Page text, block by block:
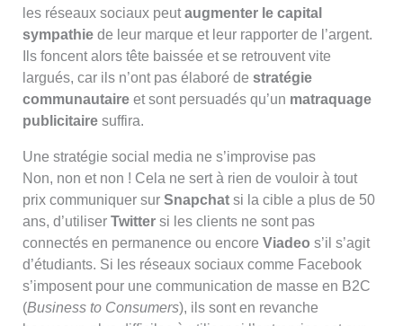
les réseaux sociaux peutaugmenter le capital
sympathie de leur marque et leur rapporter de l’argent.
Ils foncent alors tête baissée et se retrouvent vite
largués, car ils n’ont pas élaboré destratégie
communautaireet sont persuadés qu’un matraquage
publicitaire suffira.
Une stratégie social media ne s’improvise pas
Non, non et non ! Cela ne sert à rien de vouloir à tout
prix communiquer surSnapchat si la cible a plus de 50
ans, d’utiliserTwitter si les clients ne sont pas
connectés en permanence ou encoreViadeo s’il s’agit
d’étudiants. Si les réseaux sociaux comme Facebook
s’imposent pour une communication de masse en B2C
(Business to Consumers), ils sont en revanche